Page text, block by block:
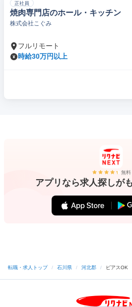
正社員
焼肉専門店のホール・キッチン
株式会社こぐみ
フルリモート
時給30万円以上
無料
アプリなら求人探しが
転職・求人トップ / 石川県 / 河北郡 / ピアスOK